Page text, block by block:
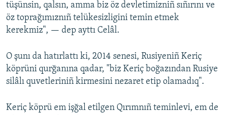
tüşünsin, qalsın, amma biz öz devletimizniñ sıñırını ve
öz toprağımıznıñ telükesizligini temin etmek
kerekmiz", — dep ayttı Celâl.
O şunı da hatırlattı ki, 2014 senesi, Rusiyeniñ Keriç
köprüni qurğanına qadar, "biz Keriç boğazından Rusiye
silâlı quvetleriniñ kirmesini nezaret etip olamadıq".
Keriç köprü em işğal etilgen Qırımnıñ teminlevi, em de